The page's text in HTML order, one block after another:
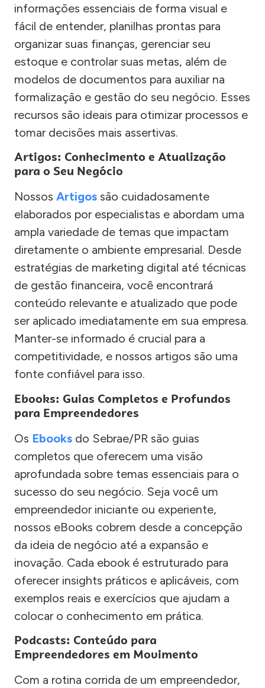
informações essenciais de forma visual e
fácil de entender, planilhas prontas para
organizar suas finanças, gerenciar seu
estoque e controlar suas metas, além de
modelos de documentos para auxiliar na
formalização e gestão do seu negócio. Esses
recursos são ideais para otimizar processos e
tomar decisões mais assertivas.
Artigos: Conhecimento e Atualização
para o Seu Negócio
Nossos Artigos são cuidadosamente
elaborados por especialistas e abordam uma
ampla variedade de temas que impactam
diretamente o ambiente empresarial. Desde
estratégias de marketing digital até técnicas
de gestão financeira, você encontrará
conteúdo relevante e atualizado que pode
ser aplicado imediatamente em sua empresa.
Manter-se informado é crucial para a
competitividade, e nossos artigos são uma
fonte confiável para isso.
Ebooks: Guias Completos e Profundos
para Empreendedores
Os Ebooks do Sebrae/PR são guias
completos que oferecem uma visão
aprofundada sobre temas essenciais para o
sucesso do seu negócio. Seja você um
empreendedor iniciante ou experiente,
nossos eBooks cobrem desde a concepção
da ideia de negócio até a expansão e
inovação. Cada ebook é estruturado para
oferecer insights práticos e aplicáveis, com
exemplos reais e exercícios que ajudam a
colocar o conhecimento em prática.
Podcasts: Conteúdo para
Empreendedores em Movimento
Com a rotina corrida de um empreendedor,